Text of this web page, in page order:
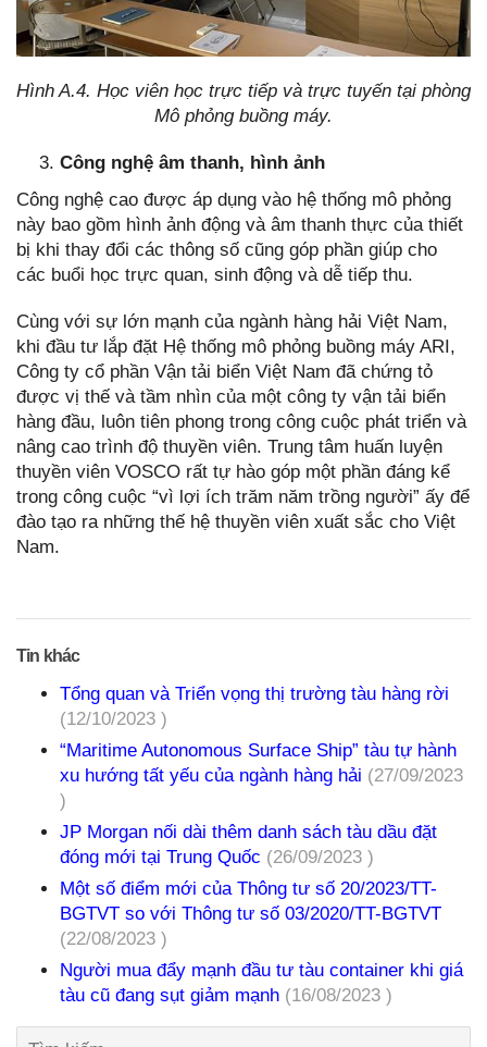
Hình A.4. Học viên học trực tiếp và trực tuyến tại phòng
Mô phỏng buồng máy.
Công nghệ âm thanh, hình ảnh
Công nghệ cao được áp dụng vào hệ thống mô phỏng
này bao gồm hình ảnh động và âm thanh thực của thiết
bị khi thay đổi các thông số cũng góp phần giúp cho
các buổi học trực quan, sinh động và dễ tiếp thu.
Cùng với sự lớn mạnh của ngành hàng hải Việt Nam,
khi đầu tư lắp đặt Hệ thống mô phỏng buồng máy ARI,
Công ty cổ phần Vận tải biển Việt Nam đã chứng tỏ
được vị thế và tầm nhìn của một công ty vận tải biển
hàng đầu, luôn tiên phong trong công cuộc phát triển và
nâng cao trình độ thuyền viên. Trung tâm huấn luyện
thuyền viên VOSCO rất tự hào góp một phần đáng kể
trong công cuộc “vì lợi ích trăm năm trồng người” ấy để
đào tạo ra những thế hệ thuyền viên xuất sắc cho Việt
Nam.
Tin khác
Tổng quan và Triển vọng thị trường tàu hàng rời
(12/10/2023 )
“Maritime Autonomous Surface Ship” tàu tự hành
xu hướng tất yếu của ngành hàng hải (27/09/2023
)
JP Morgan nối dài thêm danh sách tàu dầu đặt
đóng mới tại Trung Quốc (26/09/2023 )
Một số điểm mới của Thông tư số 20/2023/TT-
BGTVT so với Thông tư số 03/2020/TT-BGTVT
(22/08/2023 )
Người mua đẩy mạnh đầu tư tàu container khi giá
tàu cũ đang sụt giảm mạnh (16/08/2023 )
Tìm